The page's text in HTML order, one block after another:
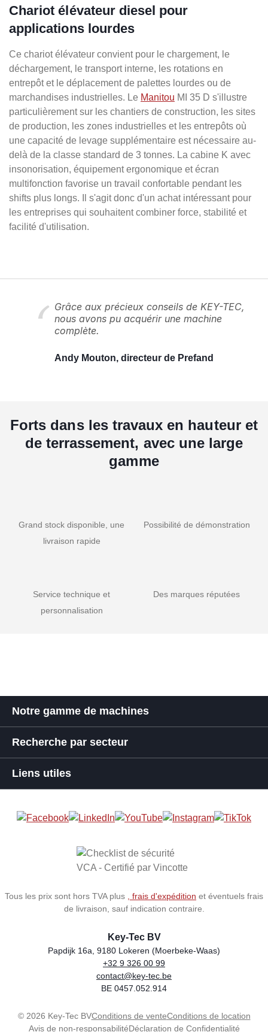
Chariot élévateur diesel pour
applications lourdes
Ce chariot élévateur convient pour le chargement, le
déchargement, le transport interne, les rotations en
entrepôt et le déplacement de palettes lourdes ou de
marchandises industrielles. Le Manitou MI 35 D s'illustre
particulièrement sur les chantiers de construction, les sites
de production, les zones industrielles et les entrepôts où
une capacité de levage supplémentaire est nécessaire au-
delà de la classe standard de 3 tonnes. La cabine K avec
insonorisation, équipement ergonomique et écran
multifonction favorise un travail confortable pendant les
shifts plus longs. Il s'agit donc d'un achat intéressant pour
les entreprises qui souhaitent combiner force, stabilité et
facilité d'utilisation.
Grâce aux précieux conseils de KEY-TEC,
nous avons pu acquérir une machine
complète.
Andy Mouton, directeur de Prefand
Forts dans les travaux en hauteur et
de terrassement, avec une large
gamme
Grand stock disponible, une
livraison rapide
Possibilité de démonstration
Service technique et
personnalisation
Des marques réputées
Notre gamme de machines
Recherche par secteur
Liens utiles
Tous les prix sont hors TVA plus , frais d'expédition et éventuels frais
de livraison, sauf indication contraire.
Store name
Key-Tec BV
Address
Papdijk 16a, 9180 Lokeren (Moerbeke-Waas)
Phone
+32 9 326 00 99
Email
contact@key-tec.be
VAT number
BE 0457.052.914
© 2026 Key-Tec BVConditions de venteConditions de location
Avis de non-responsabilitéDéclaration de Confidentialité